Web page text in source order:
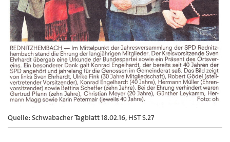
Quelle: Schwabacher Tagblatt 18.02.16, HST S.27